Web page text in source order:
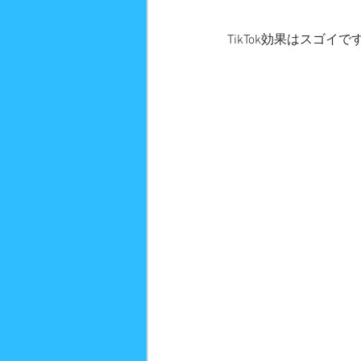
TikTok効果はスゴイで